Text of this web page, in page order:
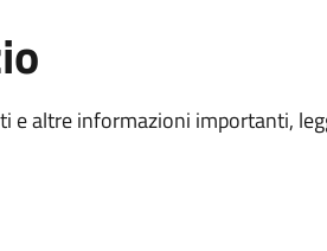
e altre informazioni importanti,